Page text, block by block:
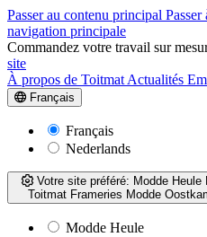
Passer au contenu principal Passer
navigation principale
Commandez votre travail sur
site
À propos de Toitmat Actualités
Français
Français
Nederlands
Votre site préféré: Modde Heule
Toitmat Frameries Modde
Modde Heule